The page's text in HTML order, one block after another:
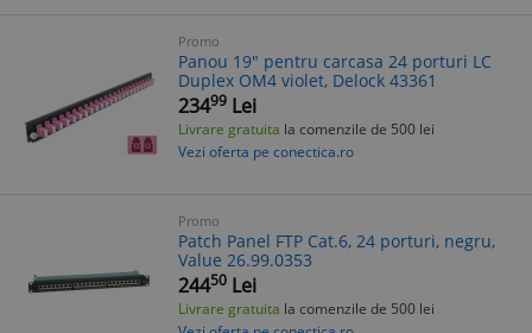
Promo
Panou 19" pentru carcasa 24 porturi LC
Duplex OM4 violet, Delock 43361
23499 Lei
Livrare gratuita la comenzile de 500 lei
Vezi oferta pe conectica.ro
Promo
Patch Panel FTP Cat.6, 24 porturi, negru,
Value 26.99.0353
24450 Lei
Livrare gratuita la comenzile de 500 lei